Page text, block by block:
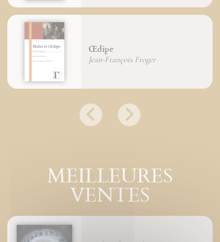
Œdipe
Jean-François Froger
MEILLEURES
VENTES